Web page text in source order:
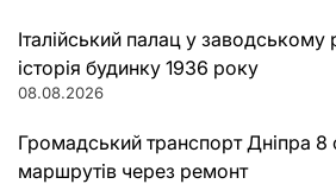
Італійський палац у заводському
історія будинку 1936 року
08.08.2026
Громадський транспорт Дніпра 8
маршрутів через ремонт